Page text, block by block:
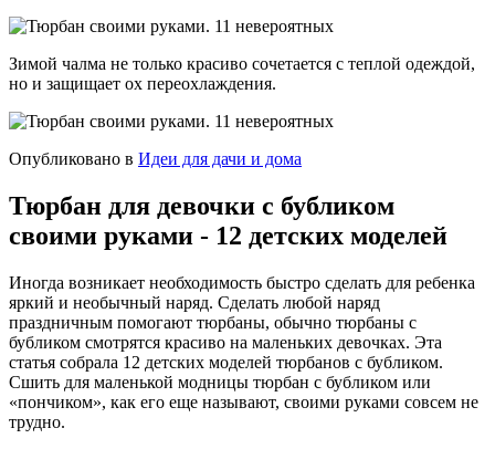
Зимой чалма не только красиво сочетается с теплой одеждой,
но и защищает ох переохлаждения.
Опубликовано в Идеи для дачи и дома
Тюрбан для девочки с бубликом
своими руками - 12 детских моделей
Иногда возникает необходимость быстро сделать для ребенка
яркий и необычный наряд. Сделать любой наряд
праздничным помогают тюрбаны, обычно тюрбаны с
бубликом смотрятся красиво на маленьких девочках. Эта
статья собрала 12 детских моделей тюрбанов с бубликом.
Сшить для маленькой модницы тюрбан с бубликом или
«пончиком», как его еще называют, своими руками совсем не
трудно.